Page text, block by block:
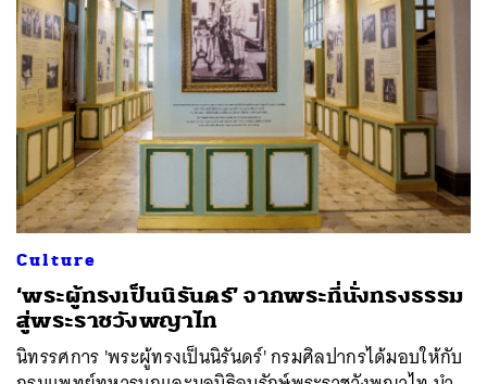
Culture
‘พระผู้ทรงเป็นนิรันดร์’ จากพระที่นั่งทรงธรรม
สู่พระราชวังพญาไท
นิทรรศการ 'พระผู้ทรงเป็นนิรันดร์' กรมศิลปากรได้มอบให้กับ